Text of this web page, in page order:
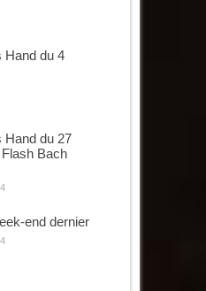
Hand du 4
Hand du 27
Bach
end dernier